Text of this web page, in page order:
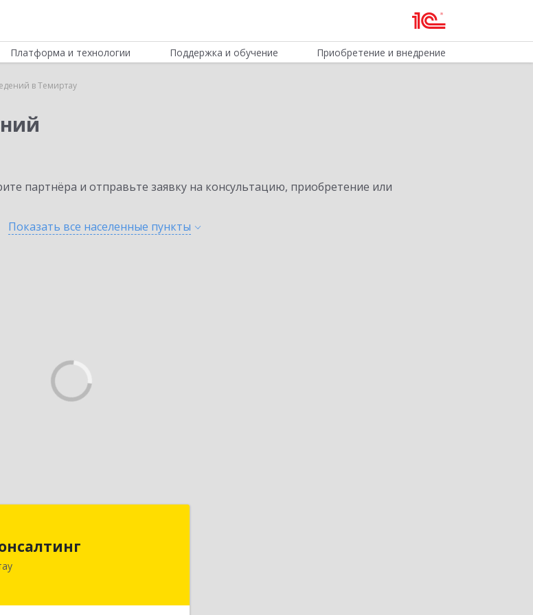
Платформа и технологии Поддержка и обучение Приобретение и внедрение
в Темиртау
партнёра и отправьте заявку на консультацию, приобретение или
Показать все населенные пункты
Подробнее